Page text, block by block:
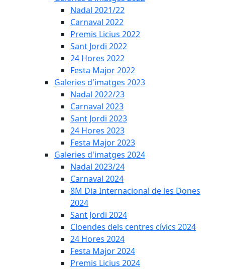
Nadal 2021/22
Carnaval 2022
Premis Licius 2022
Sant Jordi 2022
24 Hores 2022
Festa Major 2022
Galeries d'imatges 2023
Nadal 2022/23
Carnaval 2023
Sant Jordi 2023
24 Hores 2023
Festa Major 2023
Galeries d'imatges 2024
Nadal 2023/24
Carnaval 2024
8M Dia Internacional de les Dones
2024
Sant Jordi 2024
Cloendes dels centres cívics 2024
24 Hores 2024
Festa Major 2024
Premis Licius 2024